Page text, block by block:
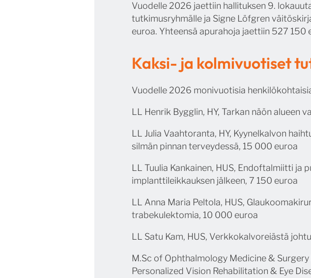
Vuodelle 2026 jaettiin hallituksen 9.
tutkimusryhmälle ja Signe Löfgren
euroa. Yhteensä apurahoja jaettiin 527 150
Kaksi- ja kolmivuotiset
Vuodelle 2026 monivuotisia
LL Henrik Bygglin, HY, Tarkan näön alueen
LL Julia Vaahtoranta, HY, Kyynelkalvon
silmän pinnan terveydessä, 15 000 euroa
LL Tuulia Kankainen, HUS, Endoftalmiitti ja
implanttileikkauksen jälkeen, 7 150 euroa
LL Anna Maria Peltola, HUS,
trabekulektomia, 10 000 euroa
LL Satu Kam, HUS, Verkkokalvoreiästä
M.Sc of Ophthalmology Medicine & Surgery
Personalized Vision Rehabilitation & Eye